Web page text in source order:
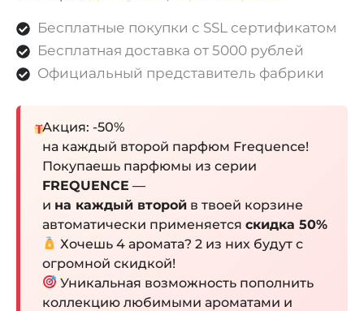
Бесплатные покупки с SSL сертификатом
Бесплатная доставка от 5000 рублей
Официальный представитель фабрики
Акция: -50%
на каждый второй парфюм Frequence!
Покупаешь парфюмы из серии
FREQUENCE —
и на каждый второйв твоей корзине
автоматически применяется скидка 50%
Хочешь 4 аромата? 2 из них будут с
огромной скидкой!
Уникальная возможность пополнить
коллекцию любимыми ароматами и